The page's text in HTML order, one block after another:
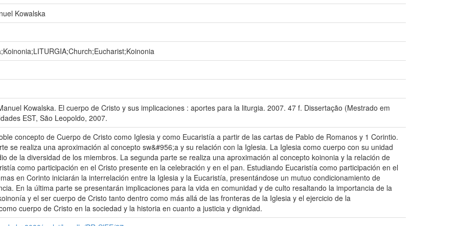
Kowalska
Kowalska. El cuerpo de Cristo y sus implicaciones : aportes para la liturgia. 2007. 47 f. Dissertação (Mestrado em
EST, São Leopoldo, 2007.
concepto de Cuerpo de Cristo como Iglesia y como Eucaristía a partir de las cartas de Pablo de Romanos y 1 Corintio.
se realiza una aproximación al concepto sw&#956;a y su relación con la Iglesia. La Iglesia como cuerpo con su unidad
de la diversidad de los miembros. La segunda parte se realiza una aproximación al concepto koinonia y la relación de
como participación en el Cristo presente en la celebración y en el pan. Estudiando Eucaristía como participación en el
en Corinto iniciarán la interrelación entre la Iglesia y la Eucaristía, presentándose un mutuo condicionamiento de
En la última parte se presentarán implicaciones para la vida en comunidad y de culto resaltando la importancia de la
y el ser cuerpo de Cristo tanto dentro como más allá de las fronteras de la Iglesia y el ejercicio de la
cuerpo de Cristo en la sociedad y la historia en cuanto a justicia y dignidad.